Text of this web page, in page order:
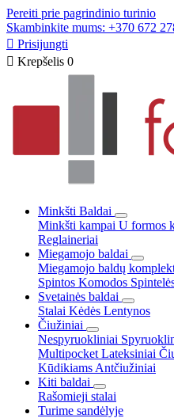
Pereiti prie pagrindinio turinio
Skambinkite mums: +370 672
 Prisijungti
 Krepšelis 0
Minkšti Baldai
Minkšti kampai U formos
Reglaineriai
Miegamojo baldai
Miegamojo baldų
Spintos Komodos
Svetainės baldai
Stalai Kėdės Lentynos
Čiužiniai
Nespyruokliniai
Multipocket Lateksiniai
Kūdikiams Antčiužiniai
Kiti baldai
Rašomieji stalai
Turime sandėlyje